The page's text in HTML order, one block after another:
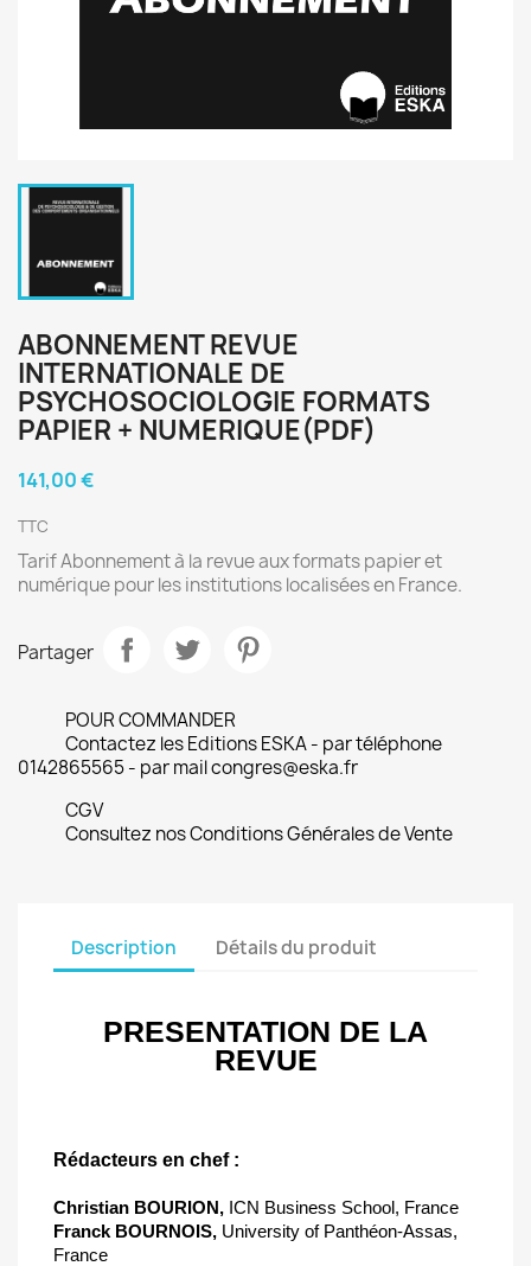
ABONNEMENT REVUE
INTERNATIONALE DE
PSYCHOSOCIOLOGIE FORMATS
PAPIER + NUMERIQUE(PDF)
141,00 €
TTC
Tarif Abonnement à la revue aux formats papier et
numérique pour les institutions localisées en France.
Partager
POUR COMMANDER
Contactez les Editions ESKA - par téléphone
0142865565 - par mail congres@eska.fr
CGV
Consultez nos Conditions Générales de Vente
Description Détails du produit
PRESENTATION DE LA
REVUE
Rédacteurs en chef :
Christian BOURION, ICN Business School, France
Franck BOURNOIS, University of Panthéon-Assas,
France